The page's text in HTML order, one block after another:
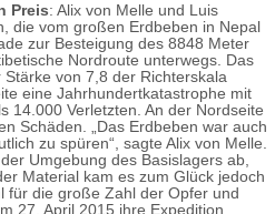
Preis: Alix von Melle und Luis
die vom großen Erdbeben in Nepal
zur Besteigung des 8848 Meter
Nordroute unterwegs. Das
von 7,8 der Richterskala
eine Jahrhundertkatastrophe mit
14.000 Verletzten. An der Nordseite
Schäden. „Das Erdbeben war auch
zu spüren“, sagte Alix von Melle.
Umgebung des Basislagers ab,
Material kam es zum Glück jedoch
für die große Zahl der Opfer und
27. April 2015 ihre Expedition